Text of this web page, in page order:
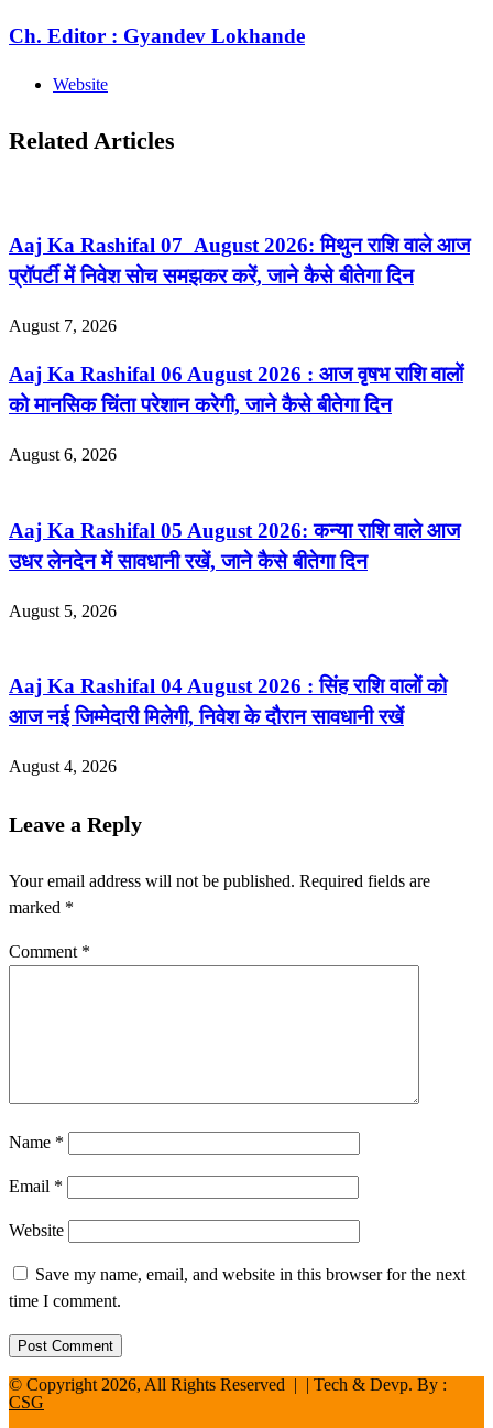
Ch. Editor : Gyandev Lokhande
Website
Related Articles
Aaj Ka Rashifal 07 August 2026: मिथुन राशि वाले आज
प्रॉपर्टी में निवेश सोच समझकर करें, जाने कैसे बीतेगा दिन
August 7, 2026
Aaj Ka Rashifal 06 August 2026 : आज वृषभ राशि वालों
को मानसिक चिंता परेशान करेगी, जाने कैसे बीतेगा दिन
August 6, 2026
Aaj Ka Rashifal 05 August 2026: कन्या राशि वाले आज
उधर लेनदेन में सावधानी रखें, जाने कैसे बीतेगा दिन
August 5, 2026
Aaj Ka Rashifal 04 August 2026 : सिंह राशि वालों को
आज नई जिम्मेदारी मिलेगी, निवेश के दौरान सावधानी रखें
August 4, 2026
Leave a Reply
Your email address will not be published. Required fields are
marked *
Comment *
Name *
Email *
Website
Save my name, email, and website in this browser for the next
time I comment.
© Copyright 2026, All Rights Reserved | | Tech & Devp. By :
CSG